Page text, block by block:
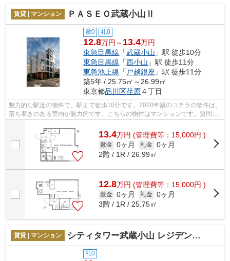
賃貸 | マンション ＰＡＳＥＯ武蔵小山Ⅱ
敷0 礼0
12.8万円～ 13.4万円
東急目黒線 「武蔵小山 」駅 徒歩10分
東急目黒線 「西小山 」駅 徒歩11分
東急池上線 「 戸越銀座 」駅 徒歩11分
築5年 / 25.75㎡～26.99㎡
東京都品川区荏原４丁目
魅力的な駅近の物件で、駅まで徒歩10分です。2020年築のコチラの物件は、
落ち着きのある室内が魅力的です。こちらの物件はマンションです。質問等
はinfo-chintai@nx-trust.comよりご連...
13.4万円 (管理費等：15,000円 )
敷金 0ヶ月 礼金 0ヶ月
2階 / 1R / 26.99㎡
12.8万円 (管理費等：15,000円 )
敷金 0ヶ月 礼金 0ヶ月
3階 / 1R / 25.75㎡
賃貸 | マンション シティタワー武蔵小山 レジデンス棟
礼0